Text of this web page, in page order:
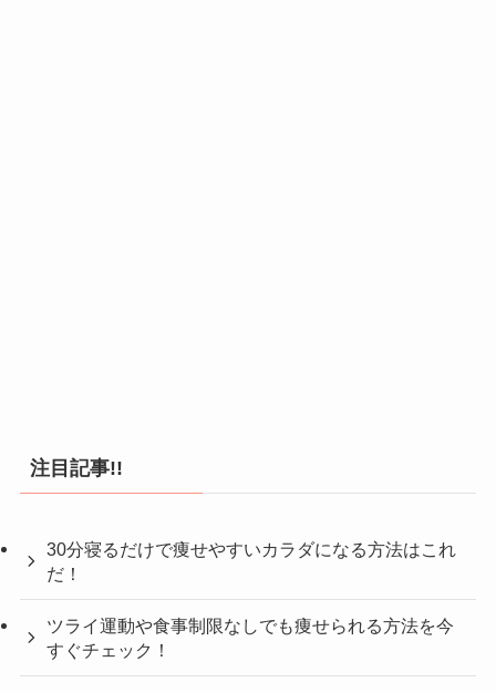
注目記事!!
30分寝るだけで痩せやすいカラダになる方法はこれ
だ！
ツライ運動や食事制限なしでも痩せられる方法を今
すぐチェック！